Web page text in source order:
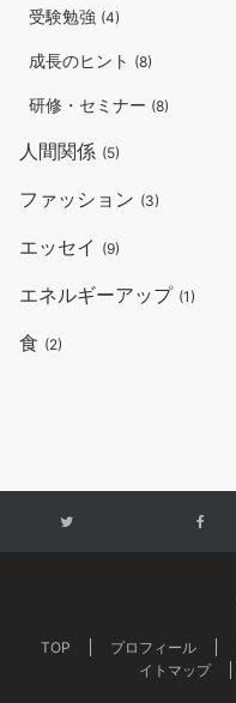
受験勉強 (4)
成長のヒント (8)
研修・セミナー (8)
人間関係 (5)
ファッション (3)
エッセイ (9)
エネルギーアップ (1)
食 (2)
TOP プロフィール
イトマップ